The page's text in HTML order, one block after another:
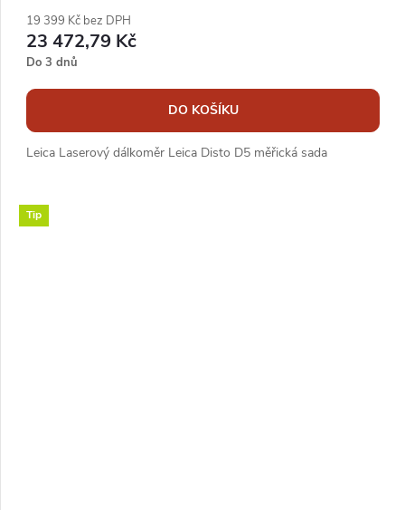
19 399 Kč bez DPH
23 472,79 Kč
Do 3 dnů
DO KOŠÍKU
Leica Laserový dálkoměr Leica Disto D5 měřická sada
Tip